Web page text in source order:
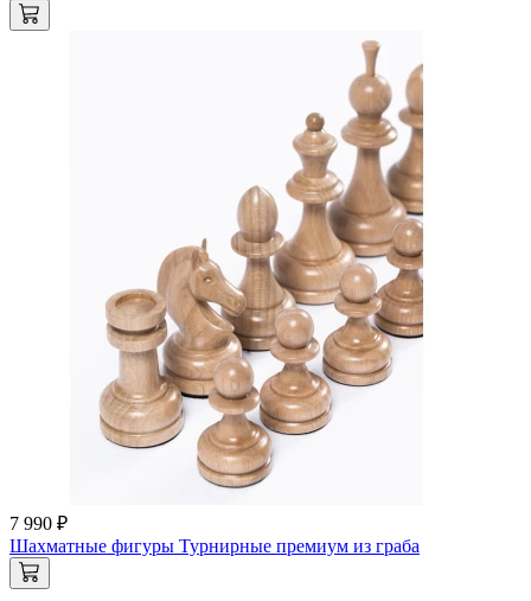
7 990 ₽
Шахматные фигуры Турнирные премиум из граба